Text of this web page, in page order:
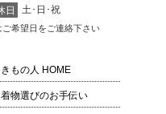
日 土･日･祝
希望日をご連絡下さい
きもの人 HOME
着物選びのお手伝い